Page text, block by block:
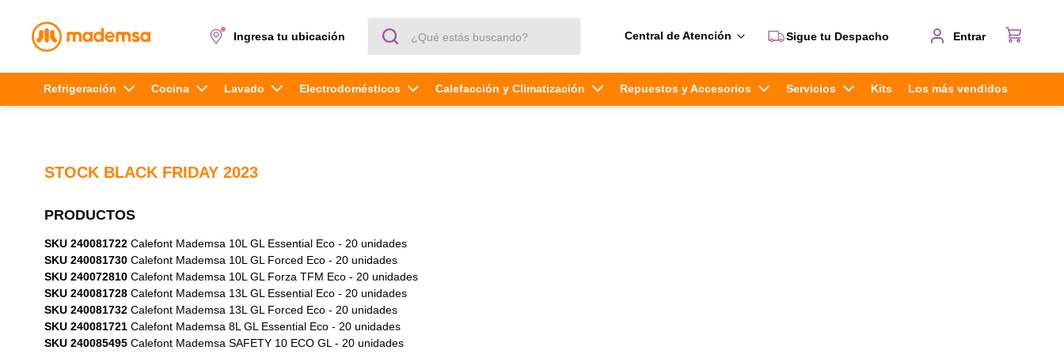
Ingresa tu ubicación
Términos más buscados
5. cocina 5 platos
Central de Atención Sigue tu Despacho Entrar
Refrigeración Cocina Lavado Electrodomésticos Calefacción y Climatización Repuestos y Accesorios Servicios Kits Los más vendidos
STOCK BLACK FRIDAY 2023
PRODUCTOS
SKU 240081722 Calefont Mademsa 10L GL Essential Eco - 20 unidades
SKU 240081730 Calefont Mademsa 10L GL Forced Eco - 20 unidades
SKU 240072810 Calefont Mademsa 10L GL Forza TFM Eco - 20 unidades
SKU 240081728 Calefont Mademsa 13L GL Essential Eco - 20 unidades
SKU 240081732 Calefont Mademsa 13L GL Forced Eco - 20 unidades
SKU 240081721 Calefont Mademsa 8L GL Essential Eco - 20 unidades
SKU 240085495 Calefont Mademsa SAFETY 10 ECO GL - 20 unidades